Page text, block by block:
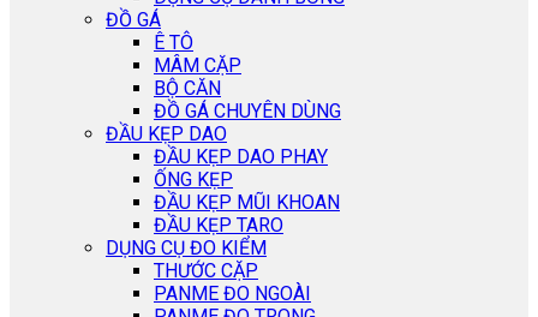
ĐỒ GÁ
Ê TÔ
MÂM CẶP
BỘ CĂN
ĐỒ GÁ CHUYÊN DÙNG
ĐẦU KẸP DAO
ĐẦU KẸP DAO PHAY
ỐNG KẸP
ĐẦU KẸP MŨI KHOAN
ĐẦU KẸP TARO
DỤNG CỤ ĐO KIỂM
THƯỚC CẶP
PANME ĐO NGOÀI